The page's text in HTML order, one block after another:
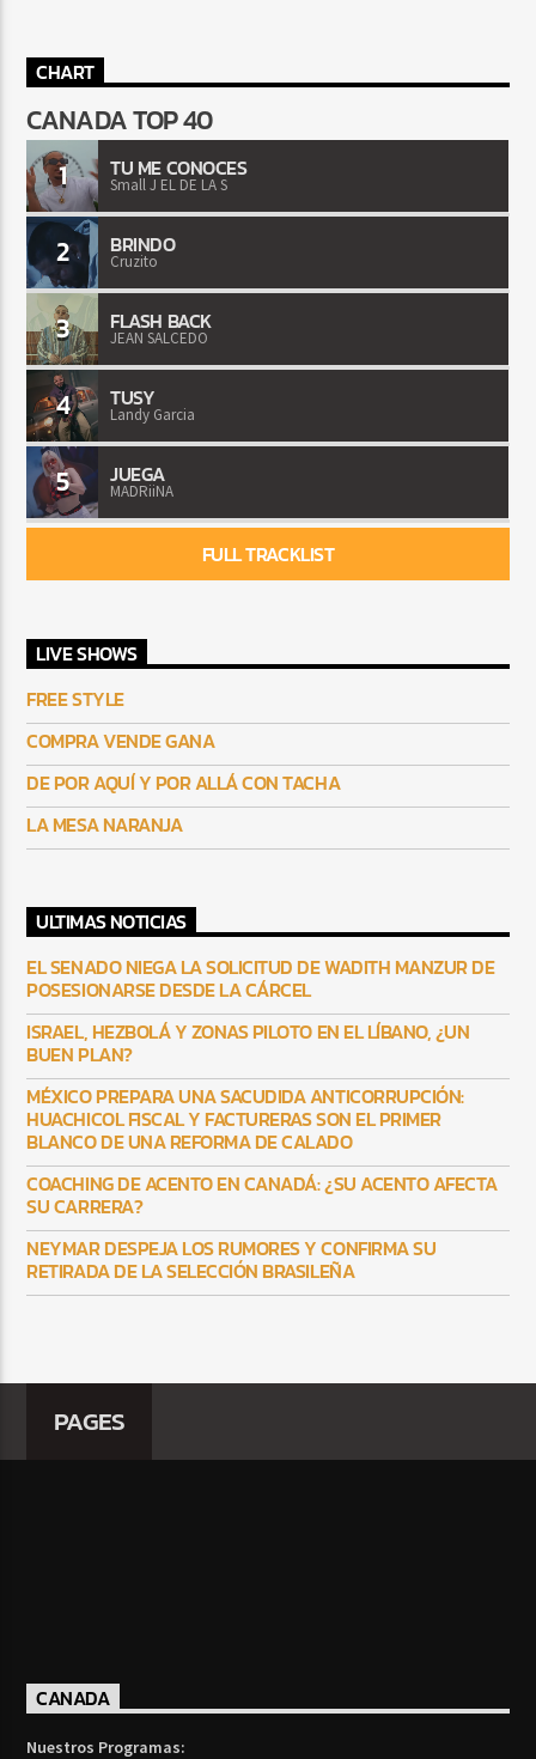
CHART
CANADA TOP 40
1 TU ME CONOCES
Small J EL DE LA S
2 BRINDO
Cruzito
3 FLASH BACK
JEAN SALCEDO
4 TUSY
Landy Garcia
5 JUEGA
MADRiiNA
FULL TRACKLIST
LIVE SHOWS
FREE STYLE
COMPRA VENDE GANA
DE POR AQUÍ Y POR ALLÁ CON TACHA
LA MESA NARANJA
ULTIMAS NOTICIAS
EL SENADO NIEGA LA SOLICITUD DE WADITH MANZUR DE
POSESIONARSE DESDE LA CÁRCEL
ISRAEL, HEZBOLÁ Y ZONAS PILOTO EN EL LÍBANO, ¿UN
BUEN PLAN?
MÉXICO PREPARA UNA SACUDIDA ANTICORRUPCIÓN:
HUACHICOL FISCAL Y FACTURERAS SON EL PRIMER
BLANCO DE UNA REFORMA DE CALADO
COACHING DE ACENTO EN CANADÁ: ¿SU ACENTO AFECTA
SU CARRERA?
NEYMAR DESPEJA LOS RUMORES Y CONFIRMA SU
RETIRADA DE LA SELECCIÓN BRASILEÑA
PAGES
CANADA
Nuestros Programas: